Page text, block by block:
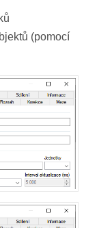
(pomocí